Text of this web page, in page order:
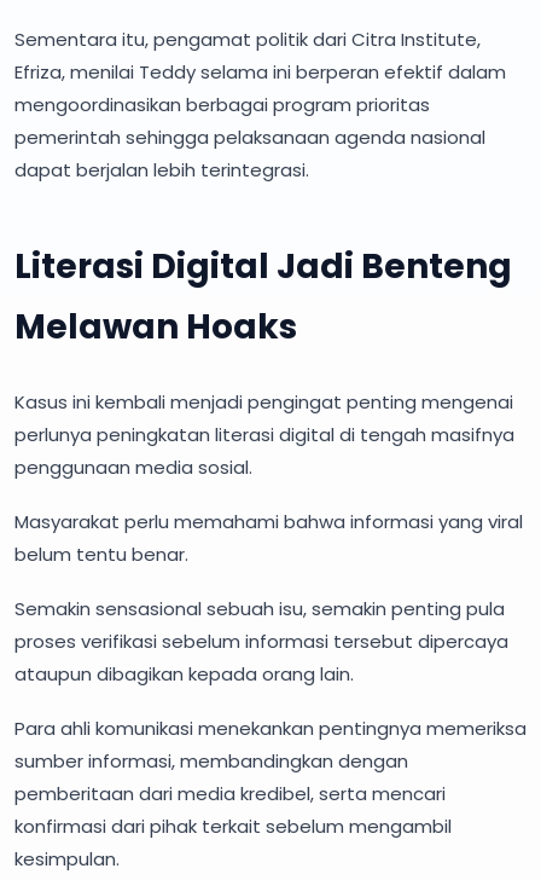
Sementara itu, pengamat politik dari Citra Institute,
Efriza, menilai Teddy selama ini berperan efektif dalam
mengoordinasikan berbagai program prioritas
pemerintah sehingga pelaksanaan agenda nasional
dapat berjalan lebih terintegrasi.
Literasi Digital Jadi Benteng
Melawan Hoaks
Kasus ini kembali menjadi pengingat penting mengenai
perlunya peningkatan literasi digital di tengah masifnya
penggunaan media sosial.
Masyarakat perlu memahami bahwa informasi yang viral
belum tentu benar.
Semakin sensasional sebuah isu, semakin penting pula
proses verifikasi sebelum informasi tersebut dipercaya
ataupun dibagikan kepada orang lain.
Para ahli komunikasi menekankan pentingnya memeriksa
sumber informasi, membandingkan dengan
pemberitaan dari media kredibel, serta mencari
konfirmasi dari pihak terkait sebelum mengambil
kesimpulan.